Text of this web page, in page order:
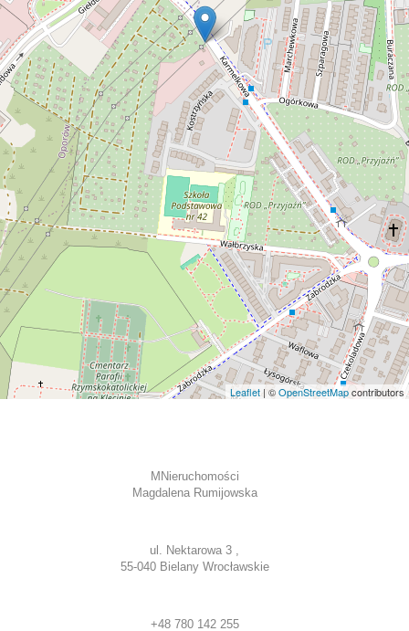
Leaflet | ©OpenStreetMapcontributors
MNieruchomości
Magdalena Rumijowska
ul. Nektarowa 3 ,
55-040 Bielany Wrocławskie
+48 780 142 255